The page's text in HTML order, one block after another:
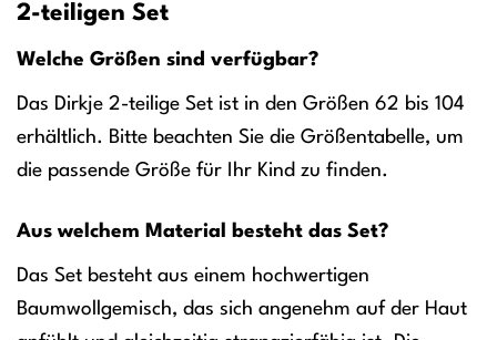
2-teiligen Set
Welche Größen sind verfügbar?
Das Dirkje 2-teilige Set ist in den Größen 62 bis 104
erhältlich. Bitte beachten Sie die Größentabelle, um
die passende Größe für Ihr Kind zu finden.
Aus welchem Material besteht das Set?
Das Set besteht aus einem hochwertigen
Baumwollgemisch, das sich angenehm auf der Haut